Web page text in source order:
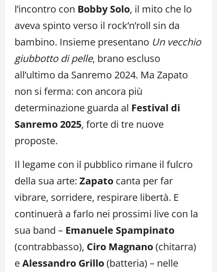
l’incontro con Bobby Solo, il mito che lo
aveva spinto verso il rock’n’roll sin da
bambino. Insieme presentano Un vecchio
giubbotto di pelle, brano escluso
all’ultimo da Sanremo 2024. Ma Zapato
non si ferma: con ancora più
determinazione guarda al Festival di
Sanremo 2025, forte di tre nuove
proposte.
Il legame con il pubblico rimane il fulcro
della sua arte: Zapato canta per far
vibrare, sorridere, respirare libertà. E
continuerà a farlo nei prossimi live con la
sua band – Emanuele Spampinato
(contrabbasso), Ciro Magnano(chitarra)
eAlessandro Grillo(batteria) – nelle